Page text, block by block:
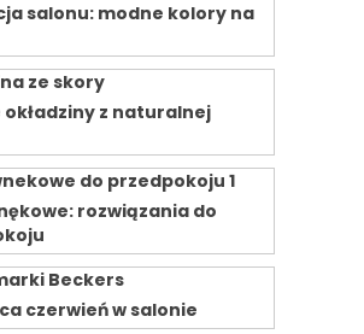
salonu: modne kolory na
okładziny z naturalnej
rozwiązania do
czerwień w salonie